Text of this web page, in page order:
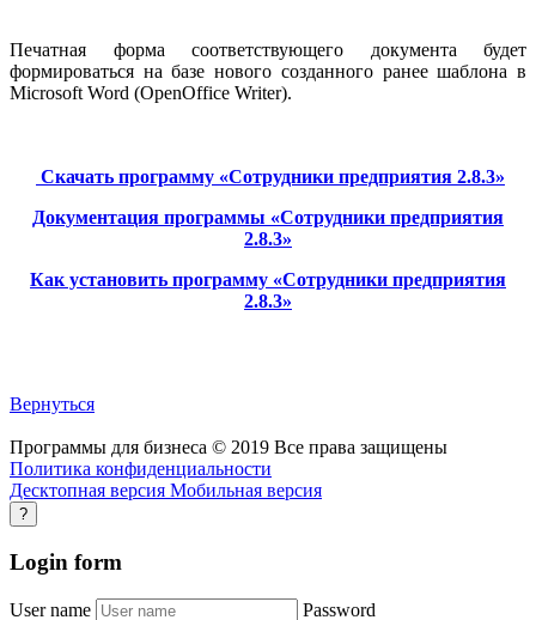
Печатная форма соответствующего документа будет
формироваться на базе нового созданного ранее шаблона в
Microsoft Word (OpenOffice Writer).
Скачать программу «Сотрудники предприятия 2.8.3»
Документация программы «Сотрудники предприятия
2.8.3»
Как установить программу «Сотрудники предприятия
2.8.3»
Вернуться
Программы для бизнеса © 2019 Все права защищены
Политика конфиденциальности
Десктопная версия Мобильная версия
?
Login form
User name Password